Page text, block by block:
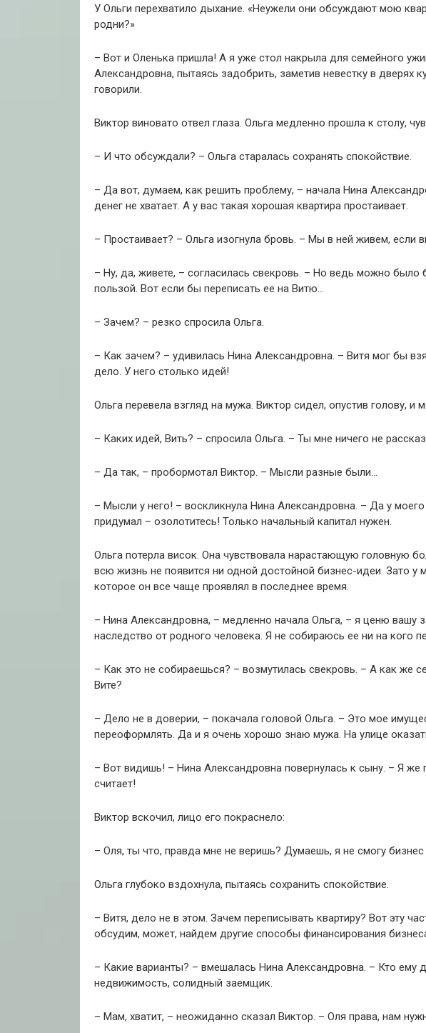
У Ольги перехватило дыхание. «Неужели они обсуждают мою
родни?»
– Вот и Оленька пришла! А я уже стол накрыла для семейного
Александровна, пытаясь задобрить, заметив невестку в дверях
говорили.
Виктор виновато отвел глаза. Ольга медленно прошла к столу,
– И что обсуждали? – Ольга старалась сохранять спокойствие.
– Да вот, думаем, как решить проблему, – начала Нина
денег не хватает. А у вас такая хорошая квартира простаивает.
– Простаивает? – Ольга изогнула бровь. – Мы в ней живем, если
– Ну, да, живете, – согласилась свекровь. – Но ведь можно было
пользой. Вот если бы переписать ее на Витю…
– Зачем? – резко спросила Ольга.
– Как зачем? – удивилась Нина Александровна. – Витя мог бы
дело. У него столько идей!
Ольга перевела взгляд на мужа. Виктор сидел, опустив голову, и
– Каких идей, Вить? – спросила Ольга. – Ты мне ничего не
– Да так, – пробормотал Виктор. – Мысли разные были…
– Мысли у него! – воскликнула Нина Александровна. – Да у
придумал – озолотитесь! Только начальный капитал нужен.
Ольга потерла висок. Она чувствовала нарастающую головную
всю жизнь не появится ни одной достойной бизнес-идеи. Зато у
которое он все чаще проявлял в последнее время.
– Нина Александровна, – медленно начала Ольга, – я ценю вашу
наследство от родного человека. Я не собираюсь ее ни на кого
– Как это не собираешься? – возмутилась свекровь. – А как же
Вите?
– Дело не в доверии, – покачала головой Ольга. – Это мое
переоформлять. Да и я очень хорошо знаю мужа. На улице
– Вот видишь! – Нина Александровна повернулась к сыну. – Я же
считает!
Виктор вскочил, лицо его покраснело:
– Оля, ты что, правда мне не веришь? Думаешь, я не смогу бизнес
Ольга глубоко вздохнула, пытаясь сохранить спокойствие.
– Витя, дело не в этом. Зачем переписывать квартиру? Вот эту
обсудим, может, найдем другие способы финансирования
– Какие варианты? – вмешалась Нина Александровна. – Кто ему
недвижимость, солидный заемщик.
– Мам, хватит, – неожиданно сказал Виктор. – Оля права, нам